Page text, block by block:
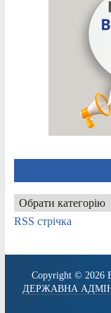
Категорії
RSS стрічка
Copyright © 2026
ДЕРЖАВНА